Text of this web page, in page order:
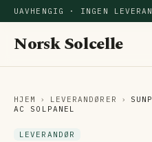
UAVHENGIG · INGEN
Norsk Solcelle
HJEM › LEVERANDØRER ›
AC SOLPANEL
LEVERANDØR